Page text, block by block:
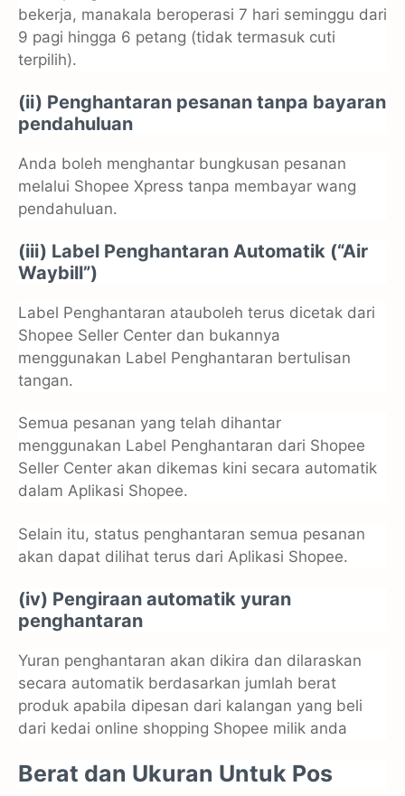
bekerja, manakala beroperasi 7 hari seminggu dari
9 pagi hingga 6 petang (tidak termasuk cuti
terpilih).
(ii) Penghantaran pesanan tanpa bayaran
pendahuluan
Anda boleh menghantar bungkusan pesanan
melalui Shopee Xpress tanpa membayar wang
pendahuluan.
(iii) Label Penghantaran Automatik (“Air
Waybill”)
Label Penghantaran atauboleh terus dicetak dari
Shopee Seller Center dan bukannya
menggunakan Label Penghantaran bertulisan
tangan.
Semua pesanan yang telah dihantar
menggunakan Label Penghantaran dari Shopee
Seller Center akan dikemas kini secara automatik
dalam Aplikasi Shopee.
Selain itu, status penghantaran semua pesanan
akan dapat dilihat terus dari Aplikasi Shopee.
(iv) Pengiraan automatik yuran
penghantaran
Yuran penghantaran akan dikira dan dilaraskan
secara automatik berdasarkan jumlah berat
produk apabila dipesan dari kalangan yang beli
dari kedai online shopping Shopee milik anda
Berat dan Ukuran Untuk Pos